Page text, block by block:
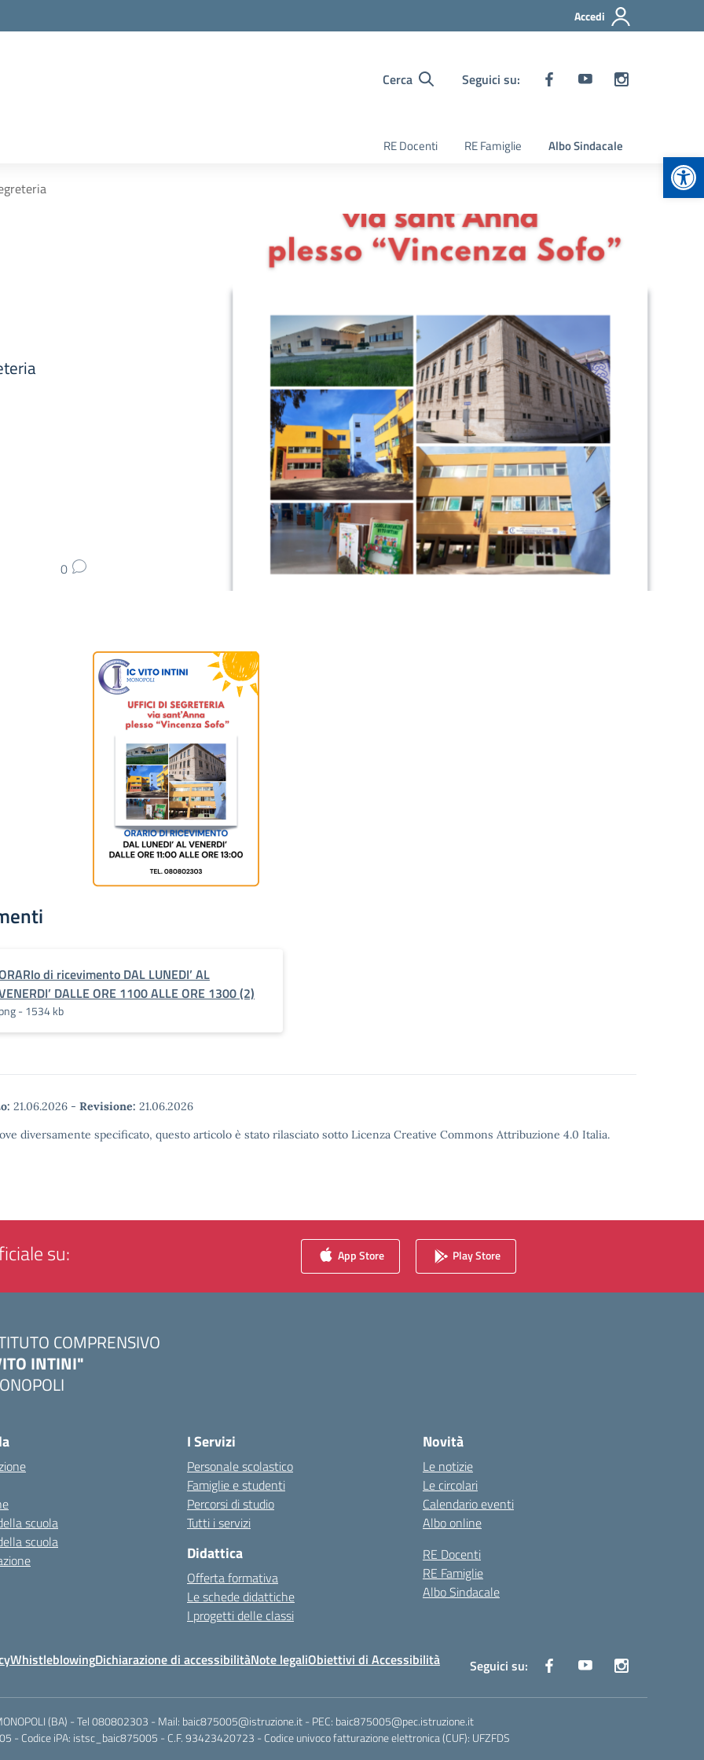
Accedi
Cerca Seguici su:
RE Docenti RE Famiglie Albo Sindacale
0
di ricevimento DAL LUNEDI’ AL
DALLE ORE 1100 ALLE ORE 1300 (2)
- 1534 kb
21.06.2026 - Revisione: 21.06.2026
diversamente specificato, questo articolo è stato rilasciato sotto Licenza Creative Commons Attribuzione 4.0 Italia.
su: App Store Play Store
COMPRENSIVO
INTINI"
scuola
scuola
I Servizi
Personale scolastico
Famiglie e studenti
Percorsi di studio
Tutti i servizi
Didattica
Offerta formativa
Le schede didattiche
I progetti delle classi
Novità
Le notizie
Le circolari
Calendario eventi
Albo online
RE Docenti
RE Famiglie
Albo Sindacale
WhistleblowingDichiarazione di accessibilitàNote legaliObiettivi di Accessibilità Seguici su:
(BA) - Tel 080802303 - Mail: baic875005@istruzione.it - PEC: baic875005@pec.istruzione.it
- Codice iPA: istsc_baic875005 - C.F. 93423420723 - Codice univoco fatturazione elettronica (CUF): UFZFDS